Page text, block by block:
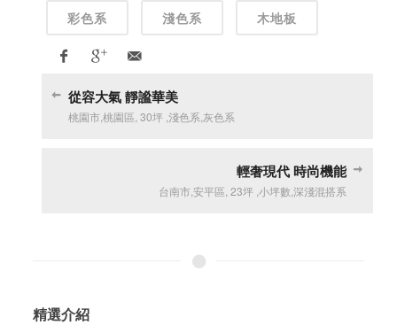
彩色系 淺色系 木地板
從容大氣 靜謐華美
桃園市,桃園區 ,30坪 ,淺色系 灰色系
輕奢現代 時尚機能
台南市,安平區 23坪, 小坪數 深淺混搭系
精選介紹